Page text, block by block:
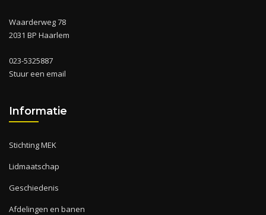
Waarderweg 78
2031 BP Haarlem
023-5325887
Stuur een email
Informatie
Stichting MEK
Lidmaatschap
Geschiedenis
Afdelingen en banen